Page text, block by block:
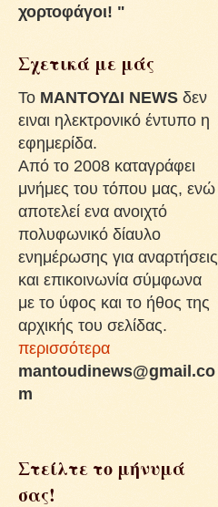
χορτοφάγοι! "
Σχετικά με μάς
To ΜΑΝΤΟΥΔΙ NEWS δεν
ειναι ηλεκτρονικό έντυπο η
εφημερίδα.
Από το 2008 καταγράφει
μνήμες του τόπου μας, ενώ
αποτελεί ενα ανοιχτό
πολυφωνικό δίαυλο
ενημέρωσης για αναρτήσεις
και επικοινωνία σύμφωνα
με το ύφος και το ήθος της
αρχικής του σελίδας.
περισσότερα
mantoudinews@gmail.co
m
Στείλτε το μήνυμά
σας!